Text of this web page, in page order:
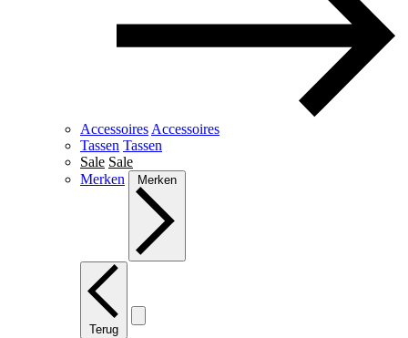
Accessoires Accessoires
Tassen Tassen
Sale Sale
Merken
Merken
Terug